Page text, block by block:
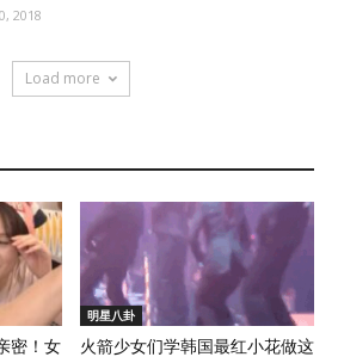
2018
Load more
密！女
明星八卦
火箭少女们学韩国最红小花做这